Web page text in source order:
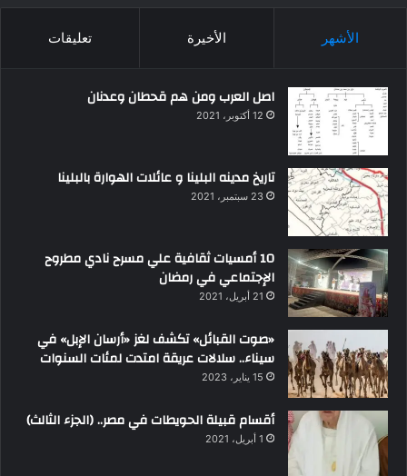
الأشهر الأخيرة تعليقات
اصل العرب ومن هم قحطان وعدنان
12 أكتوبر، 2021
تاريخ مدينه البلينا و عائلات الهوارة بالبلينا
23 سبتمبر، 2021
10 أمسيات ثقافية علي مسرح نادي مطروح
الإجتماعي في رمضان
21 أبريل، 2021
«صوت القبائل» تكشف لغز «أرسان الإبل» في
سيناء.. سلالات عريقة امتدت لمئات السنوات
15 يناير، 2023
أقسام قبيلة الحويطات في مصر.. (الجزء الثالث)
1 أبريل، 2021